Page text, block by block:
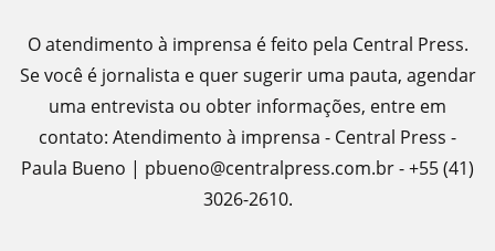
O atendimento à imprensa é feito pela Central Press.
Se você é jornalista e quer sugerir uma pauta, agendar
uma entrevista ou obter informações, entre em
contato: Atendimento à imprensa - Central Press -
Paula Bueno | pbueno@centralpress.com.br - +55 (41)
3026-2610.